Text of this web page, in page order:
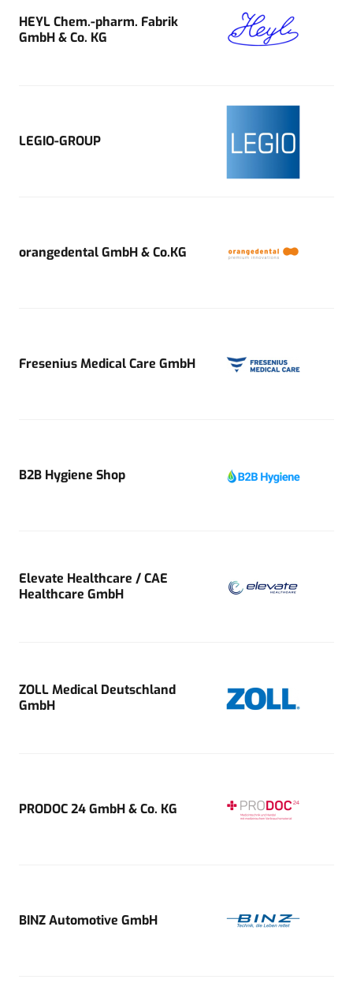
HEYL Chem.-pharm. Fabrik
GmbH & Co. KG
LEGIO-GROUP
orangedental GmbH & Co.KG
Fresenius Medical Care GmbH
B2B Hygiene Shop
Elevate Healthcare / CAE
Healthcare GmbH
ZOLL Medical Deutschland
GmbH
PRODOC 24 GmbH & Co. KG
BINZ Automotive GmbH